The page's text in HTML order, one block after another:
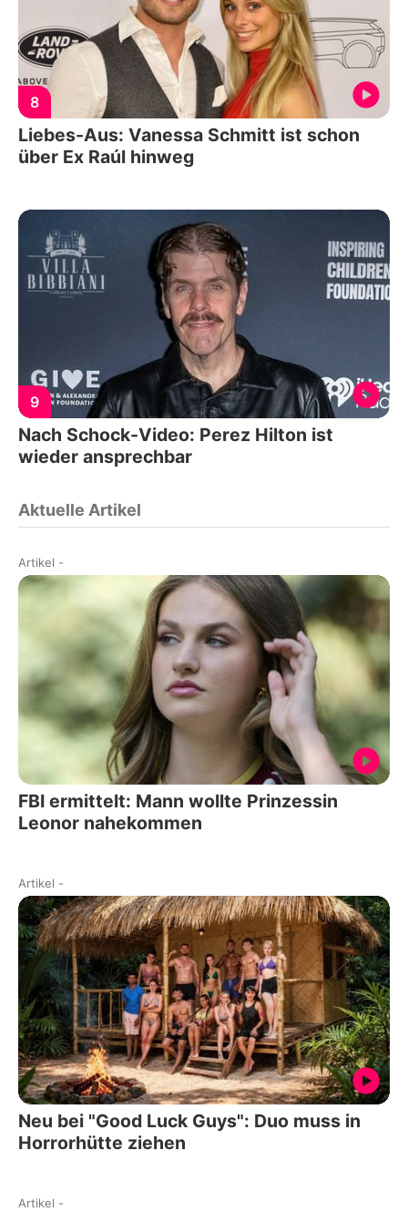
8
Liebes-Aus: Vanessa Schmitt ist schon
über Ex Raúl hinweg
9
Nach Schock-Video: Perez Hilton ist
wieder ansprechbar
Aktuelle Artikel
Artikel -
FBI ermittelt: Mann wollte Prinzessin
Leonor nahekommen
Artikel -
Neu bei "Good Luck Guys": Duo muss in
Horrorhütte ziehen
Artikel -